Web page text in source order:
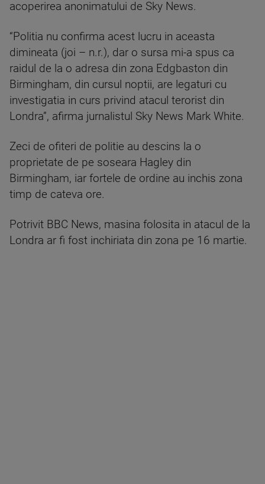
acoperirea anonimatului de Sky News.
“Politia nu confirma acest lucru in aceasta
dimineata (joi – n.r.), dar o sursa mi-a spus ca
raidul de la o adresa din zona Edgbaston din
Birmingham, din cursul noptii, are legaturi cu
investigatia in curs privind atacul terorist din
Londra”, afirma jurnalistul Sky News Mark White.
Zeci de ofiteri de politie au descins la o
proprietate de pe soseara Hagley din
Birmingham, iar fortele de ordine au inchis zona
timp de cateva ore.
Potrivit BBC News, masina folosita in atacul de la
Londra ar fi fost inchiriata din zona pe 16 martie.